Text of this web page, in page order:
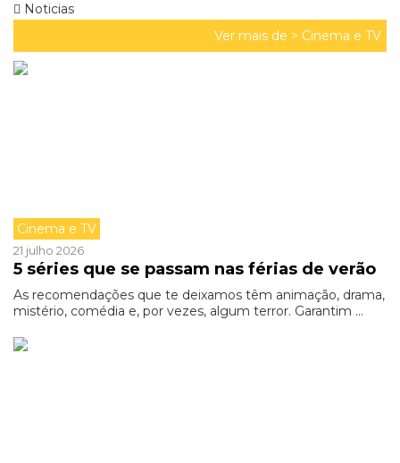
Noticias
Ver mais de > Cinema e TV
Cinema e TV
21 julho 2026
5 séries que se passam nas férias de verão
As recomendações que te deixamos têm animação, drama,
mistério, comédia e, por vezes, algum terror. Garantim ...